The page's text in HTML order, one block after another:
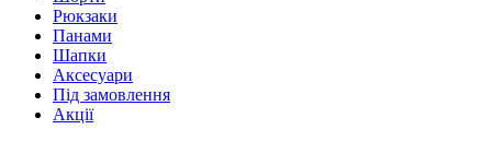
Рюкзаки
Панами
Шапки
Аксесуари
Під замовлення
Акції